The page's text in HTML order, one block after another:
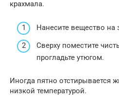
крахмала.
Нанесите вещество на
Сверху поместите
прогладьте утюгом.
Иногда пятно
низкой температурой.